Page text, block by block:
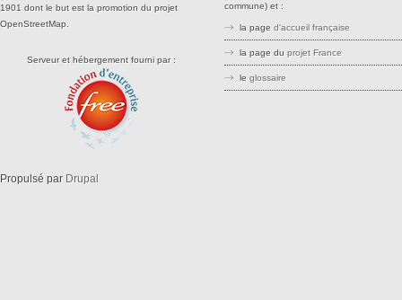
1901 dont le but est la promotion du projet
OpenStreetMap.
Serveur et hébergement fourni par :
Propulsé par Drupal
commune) et :
la page d'accueil française
la page du projet France
le glossaire